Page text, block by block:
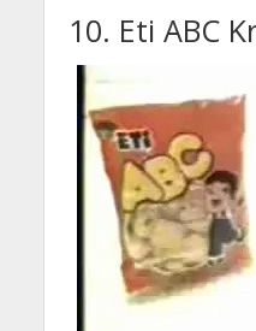
10. Eti ABC